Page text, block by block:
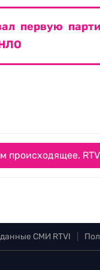
первую
происходящее.
СМИ RTVI